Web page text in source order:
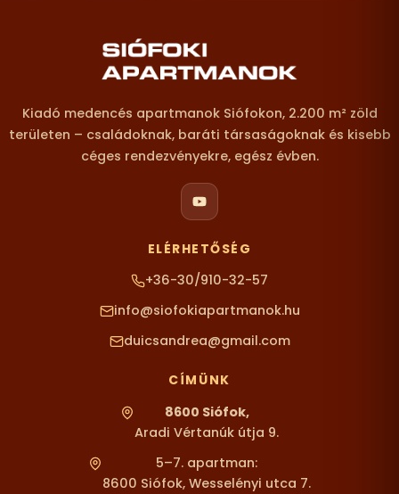
Lábléc – elérhetőségek
Kiadó medencés apartmanok Siófokon, 2.200 m² zöld
területen – családoknak, baráti társaságoknak és kisebb
céges rendezvényekre, egész évben.
ELÉRHETŐSÉG
+36-30/910-32-57
info@siofokiapartmanok.hu
duicsandrea@gmail.com
CÍMÜNK
8600 Siófok,
Aradi Vértanúk útja 9.
5–7. apartman:
8600 Siófok, Wesselényi utca 7.